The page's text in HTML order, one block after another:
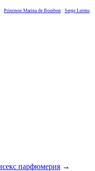
Princesse Marina de Bourbon Serge Lutens
парфюмерия →